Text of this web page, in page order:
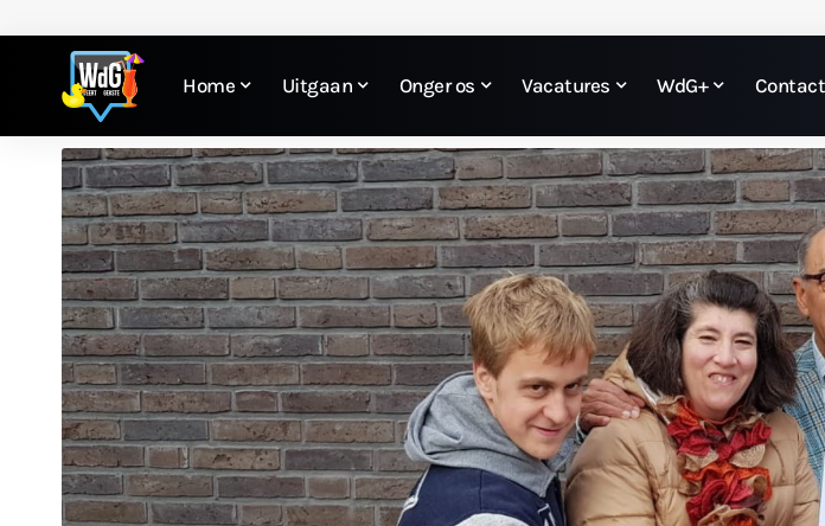
Home Uitgaan Onger os Vacatures WdG+ Contact